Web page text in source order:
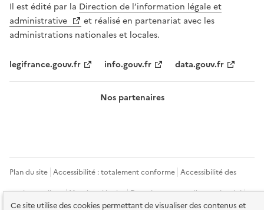
Ce site utilise des cookies permettant de visualiser des contenus et
Il est édité par la Direction de l’information légale et
administrative
et réalisé en partenariat avec les
administrations nationales et locales.
legifrance.gouv.fr info.gouv.fr data.gouv.fr
Nos partenaires
Plan du site Accessibilité : totalement conforme Accessibilité des
services en ligne Mentions légales Données personnelles et sécurité